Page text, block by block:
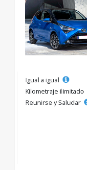
Igual a igual
Kilometraje ilimitado
Reunirse y Saludar